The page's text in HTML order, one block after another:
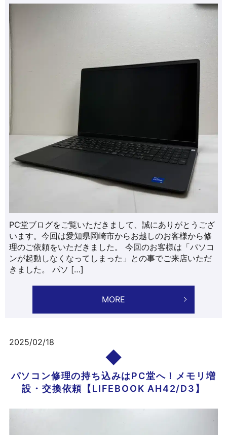
PC堂ブログをご覧いただきまして、誠にありがとうござ
います。今回は愛知県岡崎市からお越しのお客様から修
理のご依頼をいただきました。 今回のお客様は「パソコ
ンが起動しなくなってしまった」との事でご来店いただ
きました。 パソ […]
MORE
2025/02/18
パソコン修理の持ち込みはPC堂へ！メモリ増
設・交換依頼【LIFEBOOK AH42/D3】